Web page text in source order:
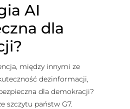
AI
dla
między innymi ze
dezinformacji,
dla demokracji?
szczytu państw G7.